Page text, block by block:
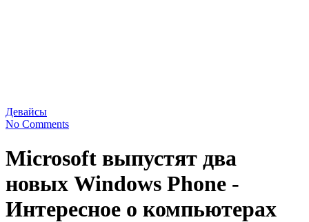
Девайсы
No Comments
Microsoft выпустят два
новых Windows Phone -
Интересное о компьютерах